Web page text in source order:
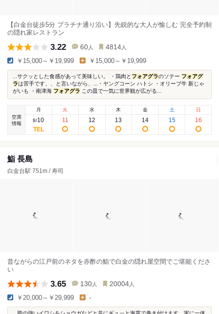
【白金台徒歩5分 プラチナ通り沿い】先鋭的な大人が愉しむ 完全予約制
の隠れ家レストラン
3.22 60 人 4814 人
￥15,000～￥19,999 ￥15,000～￥19,999
...サクッとした食感があって美味しい。 ・鶏肉と フォアグラのソテー フォアグ
ラは苦手です、、と言いながら、...・ヤングコーン ハトシ ・オリーブ牛 新じゃ
がいも ・南津海 フォアグラ この皿で一気に世界観が広がる...
空席
情報
月
8/10
火
11
水
12
木
13
金
14
土
15
日
16
鮨 長島
白金台駅 751m / 寿司
昔ながらの江戸前のネタを赤酢の鮨で白金の隠れ屋空間でご堪能くださ
い
3.65 130 人 20004 人
￥20,000～￥29,999 -